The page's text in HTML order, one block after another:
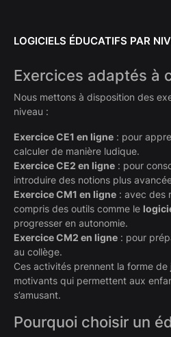
LOGICIELS ÉDUCATIFS PAR
Exercices adaptés à
Nous mettons à disposition des
niveau :
Exercice CE1 en ligne : pour
calculer de manière ludique.
Exercice CE2 en ligne : pour
introduire des notions plus
Exercice CM1 en ligne : avec des
compris des outils comme le
progresser en autonomie.
Exercice CM2 en ligne : pour
au collège.
Ces activités prennent la forme de
motivants qui permettent aux
s’amusant.
Pourquoi choisir un